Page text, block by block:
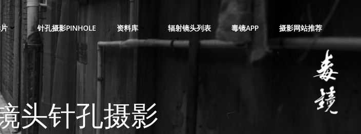
针孔摄影PINHOLE 资料库 辐射镜头列表 毒镜APP 摄影网站推荐
头针孔摄影